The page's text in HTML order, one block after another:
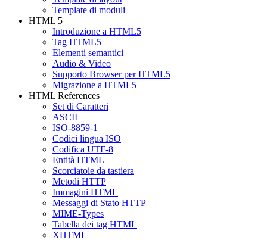
Template di moduli
HTML 5
Introduzione a HTML5
Tag HTML5
Elementi semantici
Audio & Video
Supporto Browser per HTML5
Migrazione a HTML5
HTML References
Set di Caratteri
ASCII
ISO-8859-1
Codici lingua ISO
Codifica UTF-8
Entità HTML
Scorciatoie da tastiera
Metodi HTTP
Immagini HTML
Messaggi di Stato HTTP
MIME-Types
Tabella dei tag HTML
XHTML